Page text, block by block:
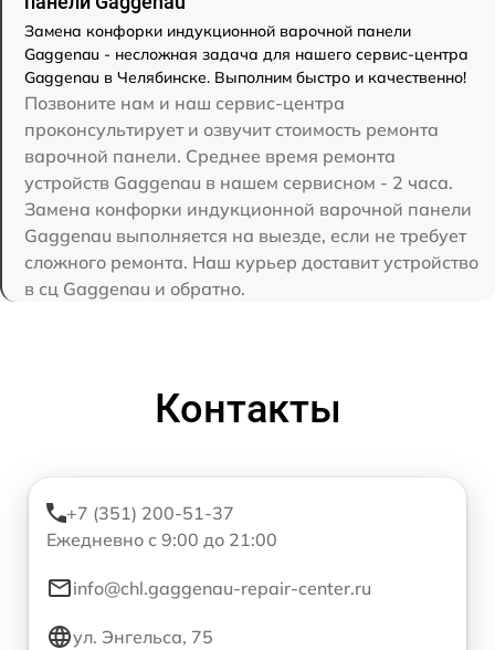
Замена конфорки индукционной варочной панели
Gaggenau - несложная задача для нашего сервис-центра
Gaggenau в Челябинске. Выполним быстро и качественно!
Позвоните нам и наш сервис-центра
проконсультирует и озвучит стоимость ремонта
варочной панели. Среднее время ремонта
устройств Gaggenau в нашем сервисном - 2 часа.
Замена конфорки индукционной варочной панели
Gaggenau выполняется на выезде, если не требует
сложного ремонта. Наш курьер доставит устройство
в сц Gaggenau и обратно.
Контакты
+7 (351) 200-51-37
Ежедневно с 9:00 до 21:00
info@chl.gaggenau-repair-center.ru
ул. Энгельса, 75